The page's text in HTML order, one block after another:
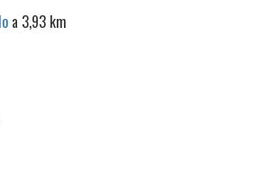
a 3,93 km